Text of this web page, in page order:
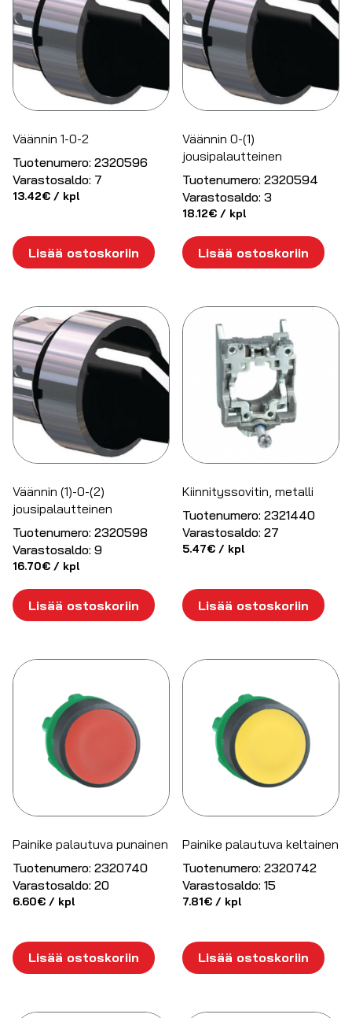
Väännin 1-0-2
Tuotenumero: 2320596
Varastosaldo: 7
13.42€ / kpl
Lisää ostoskoriin
Väännin 0-(1)
jousipalautteinen
Tuotenumero: 2320594
Varastosaldo: 3
18.12€ / kpl
Lisää ostoskoriin
Väännin (1)-0-(2)
jousipalautteinen
Tuotenumero: 2320598
Varastosaldo: 9
16.70€ / kpl
Lisää ostoskoriin
Kiinnityssovitin, metalli
Tuotenumero: 2321440
Varastosaldo: 27
5.47€ / kpl
Lisää ostoskoriin
Painike palautuva punainen
Tuotenumero: 2320740
Varastosaldo: 20
6.60€ / kpl
Lisää ostoskoriin
Painike palautuva keltainen
Tuotenumero: 2320742
Varastosaldo: 15
7.81€ / kpl
Lisää ostoskoriin